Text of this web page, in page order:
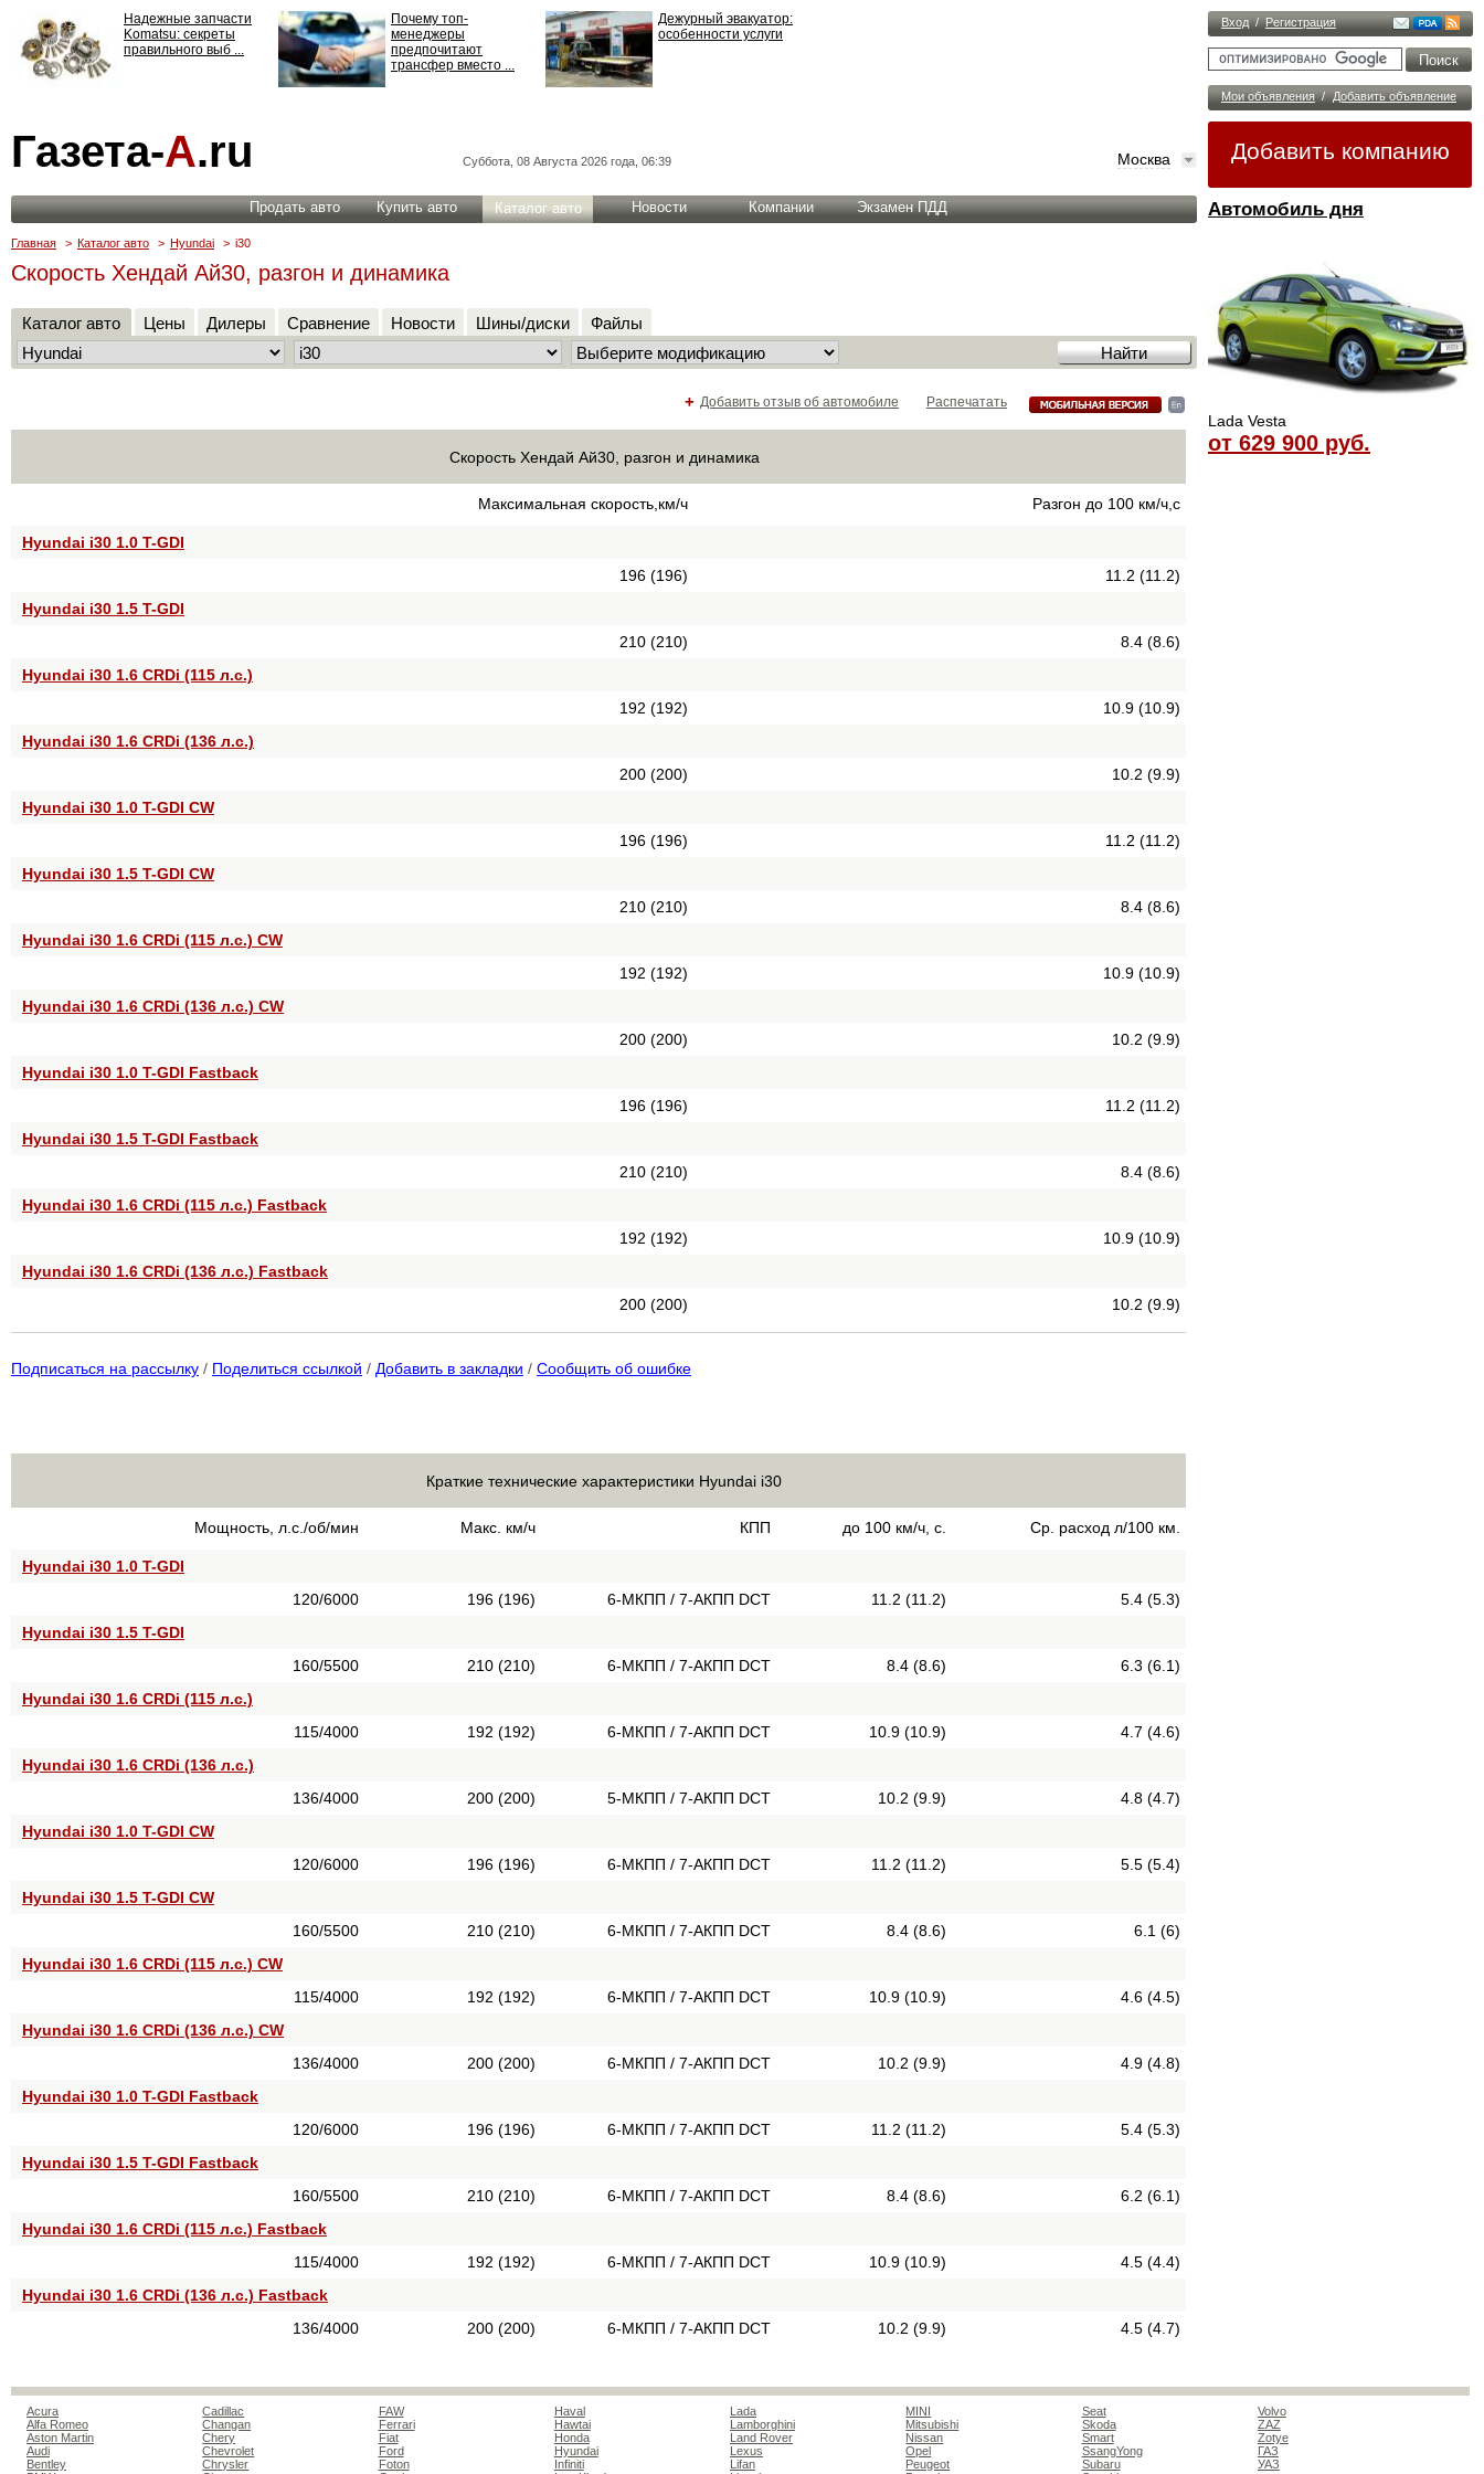
Вход / Регистрация
Мои объявления / Добавить объявление
Добавить компанию
Автомобиль дня
Lada Vesta
от 629 900 руб.
Надежные запчасти
Komatsu: секреты
правильного выб ...
Почему топ-
менеджеры
предпочитают
трансфер вместо ...
Дежурный эвакуатор:
особенности услуги
ответственности: все,
что нужно знать ...
Газета-А.ru Суббота, 08 Августа 2026 года, 06:39 Москва
Продать авто Купить авто Каталог авто Новости Компании Экзамен ПДД
Главная > Каталог авто > Hyundai > i30
Скорость Хендай Ай30, разгон и динамика
Каталог авто Цены Дилеры Сравнение Новости Шины/диски Файлы
Распечатать
+ Добавить отзыв об автомобиле
Скорость Хендай Ай30, разгон и динамика
Максимальная скорость,км/ч Разгон до 100 км/ч,с
Hyundai i30 1.0 T-GDI
196 (196)
11.2 (11.2)
Hyundai i30 1.5 T-GDI
210 (210)
8.4 (8.6)
Hyundai i30 1.6 CRDi (115 л.с.)
192 (192)
10.9 (10.9)
Hyundai i30 1.6 CRDi (136 л.с.)
200 (200)
10.2 (9.9)
Hyundai i30 1.0 T-GDI CW
196 (196)
11.2 (11.2)
Hyundai i30 1.5 T-GDI CW
210 (210)
8.4 (8.6)
Hyundai i30 1.6 CRDi (115 л.с.) CW
192 (192)
10.9 (10.9)
Hyundai i30 1.6 CRDi (136 л.с.) CW
200 (200)
10.2 (9.9)
Hyundai i30 1.0 T-GDI Fastback
196 (196)
11.2 (11.2)
Hyundai i30 1.5 T-GDI Fastback
210 (210)
8.4 (8.6)
Hyundai i30 1.6 CRDi (115 л.с.) Fastback
192 (192)
10.9 (10.9)
Hyundai i30 1.6 CRDi (136 л.с.) Fastback
200 (200)
10.2 (9.9)
Подписаться на рассылку / Поделиться ссылкой / Добавить в закладки / Сообщить об ошибке
Краткие технические характеристики Hyundai i30
Мощность, л.с./об/мин Макс. км/ч КПП до 100 км/ч, с. Ср. расход л/100 км.
Hyundai i30 1.0 T-GDI
120/6000
196 (196) 6-МКПП / 7-АКПП DCT 11.2 (11.2)
5.4 (5.3)
Hyundai i30 1.5 T-GDI
160/5500
210 (210) 6-МКПП / 7-АКПП DCT 8.4 (8.6)
6.3 (6.1)
Hyundai i30 1.6 CRDi (115 л.с.)
115/4000
192 (192) 6-МКПП / 7-АКПП DCT 10.9 (10.9)
4.7 (4.6)
Hyundai i30 1.6 CRDi (136 л.с.)
136/4000
200 (200) 5-МКПП / 7-АКПП DCT 10.2 (9.9)
4.8 (4.7)
Hyundai i30 1.0 T-GDI CW
120/6000
196 (196) 6-МКПП / 7-АКПП DCT 11.2 (11.2)
5.5 (5.4)
Hyundai i30 1.5 T-GDI CW
160/5500
210 (210) 6-МКПП / 7-АКПП DCT 8.4 (8.6)
6.1 (6)
Hyundai i30 1.6 CRDi (115 л.с.) CW
115/4000
192 (192) 6-МКПП / 7-АКПП DCT 10.9 (10.9)
4.6 (4.5)
Hyundai i30 1.6 CRDi (136 л.с.) CW
136/4000
200 (200) 6-МКПП / 7-АКПП DCT 10.2 (9.9)
4.9 (4.8)
Hyundai i30 1.0 T-GDI Fastback
120/6000
196 (196) 6-МКПП / 7-АКПП DCT 11.2 (11.2)
5.4 (5.3)
Hyundai i30 1.5 T-GDI Fastback
160/5500
210 (210) 6-МКПП / 7-АКПП DCT 8.4 (8.6)
6.2 (6.1)
Hyundai i30 1.6 CRDi (115 л.с.) Fastback
115/4000
192 (192) 6-МКПП / 7-АКПП DCT 10.9 (10.9)
4.5 (4.4)
Hyundai i30 1.6 CRDi (136 л.с.) Fastback
136/4000
200 (200) 6-МКПП / 7-АКПП DCT 10.2 (9.9) 4.5 (4.7)
Acura
Alfa Romeo
Aston Martin
Audi
Bentley
Cadillac
Changan
Chery
Chevrolet
Chrysler
FAW
Ferrari
Fiat
Ford
Foton
Haval
Hawtai
Honda
Hyundai
Infiniti
Lada
Lamborghini
Land Rover
Lexus
Lifan
MINI
Mitsubishi
Nissan
Opel
Peugeot
Seat
Skoda
Smart
SsangYong
Subaru
Volvo
ZAZ
Zotye
ГАЗ
УАЗ